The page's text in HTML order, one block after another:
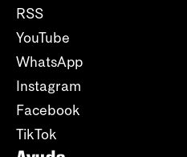
RSS
YouTube
WhatsApp
Instagram
Facebook
TikTok